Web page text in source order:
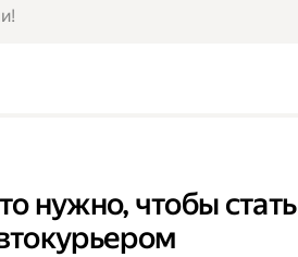
нужно, чтобы стать